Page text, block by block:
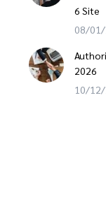
6 Site
08/
2026
10/